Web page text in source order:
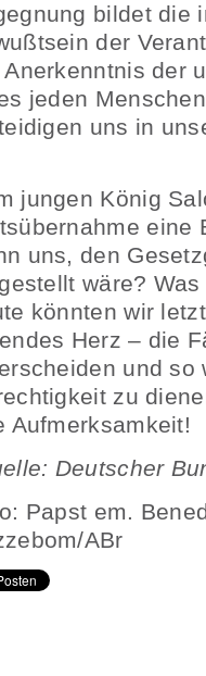
bildet die
der
Anerkenntnis der
jeden
uns in
jungen König
eine
uns, den
wäre?
könnten wir
Herz – die
und so
zu
Aufmerksamkeit!
Deutscher
Papst em.
ABr